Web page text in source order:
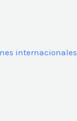
internacionales